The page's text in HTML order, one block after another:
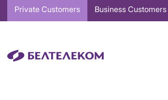
Основная
навигация
Private Customers Business Customers